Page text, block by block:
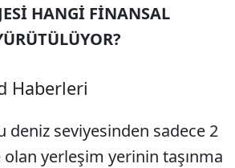
HANGİ FİNANSAL
Haberleri
deniz seviyesinden sadece 2
yerleşim yerinin taşınma